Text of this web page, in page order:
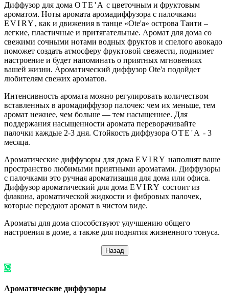
Диффузор для дома OTE'A с цветочным и фруктовым
ароматом. Ноты аромата аромадиффузора с палочками
EVIRY , как и движения в танце «Ote'a» острова Таити –
легкие, пластичные и притягательные. Аромат для дома со
свежими сочными нотами водных фруктов и спелого авокадо
поможет создать атмосферу фруктовой свежести, поднимет
настроение и будет напоминать о приятных мгновениях
вашей жизни. Ароматический диффузор Ote'a подойдет
любителям свежих ароматов.
Интенсивность аромата можно регулировать количеством
вставленных в аромадиффузор палочек: чем их меньше, тем
аромат нежнее, чем больше — тем насыщеннее. Для
поддержания насыщенности аромата переворачивайте
палочки каждые 2-3 дня. Стойкость диффузора OTE'A - 3
месяца.
Ароматические диффузоры для дома EVIRY наполнят ваше
пространство любимыми приятными ароматами. Диффузоры
с палочками это ручная ароматизация для дома или офиса.
Диффузор ароматический для дома EVIRY состоит из
флакона, ароматической жидкости и фибровых палочек,
которые передают аромат в чистом виде.
Ароматы для дома способствуют улучшению общего
настроения в доме, а также для поднятия жизненного тонуса.
Ароматические диффузоры